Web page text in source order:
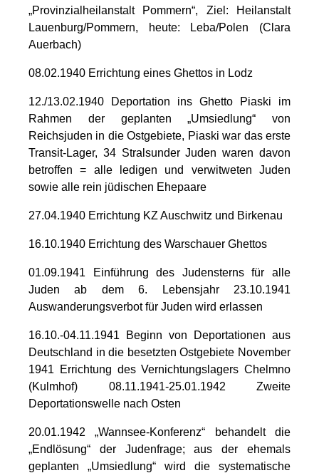
„Provinzialheilanstalt Pommern“, Ziel: Heilanstalt
Lauenburg/Pommern, heute: Leba/Polen (Clara
Auerbach)
08.02.1940 Errichtung eines Ghettos in Lodz
12./13.02.1940 Deportation ins Ghetto Piaski im
Rahmen der geplanten „Umsiedlung“ von
Reichsjuden in die Ostgebiete, Piaski war das erste
Transit-Lager, 34 Stralsunder Juden waren davon
betroffen = alle ledigen und verwitweten Juden
sowie alle rein jüdischen Ehepaare
27.04.1940 Errichtung KZ Auschwitz und Birkenau
16.10.1940 Errichtung des Warschauer Ghettos
01.09.1941 Einführung des Judensterns für alle
Juden ab dem 6. Lebensjahr 23.10.1941
Auswanderungsverbot für Juden wird erlassen
16.10.-04.11.1941 Beginn von Deportationen aus
Deutschland in die besetzten Ostgebiete November
1941 Errichtung des Vernichtungslagers Chelmno
(Kulmhof) 08.11.1941-25.01.1942 Zweite
Deportationswelle nach Osten
20.01.1942 „Wannsee-Konferenz“ behandelt die
„Endlösung“ der Judenfrage; aus der ehemals
geplanten „Umsiedlung“ wird die systematische